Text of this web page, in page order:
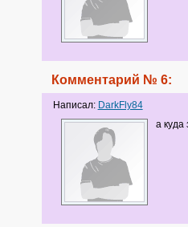
Комментарий № 6:
Написал: DarkFly84
а куда